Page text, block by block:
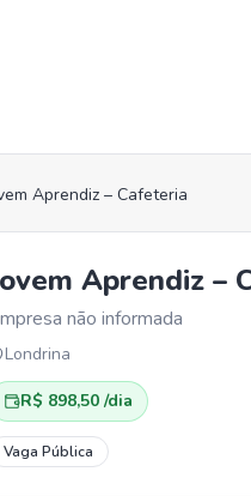
Aprendiz – Cafeteria
Aprendiz –
não informada
Londrina
R$ 898,50 /dia
Vaga Pública